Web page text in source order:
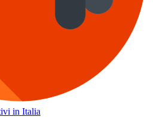
in Italia